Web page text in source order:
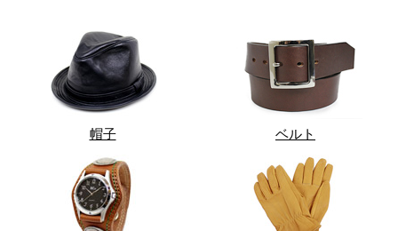
帽子 ベルト